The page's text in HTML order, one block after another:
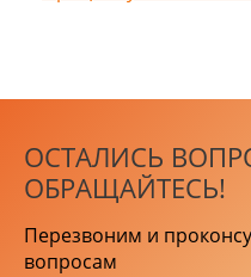
ОСТАЛИСЬ
ОБРАЩАЙТЕСЬ!
Перезвоним и
вопросам